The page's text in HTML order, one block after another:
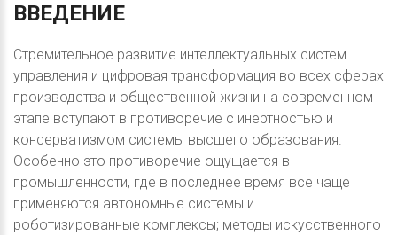
ВВЕДЕНИЕ
Стремительное развитие интеллектуальных систем
управления и цифровая трансформация во всех сферах
производства и общественной жизни на современном
этапе вступают в противоречие с инертностью и
консерватизмом системы высшего образования.
Особенно это противоречие ощущается в
промышленности, где в последнее время все чаще
применяются автономные системы и
роботизированные комплексы; методы искусственного